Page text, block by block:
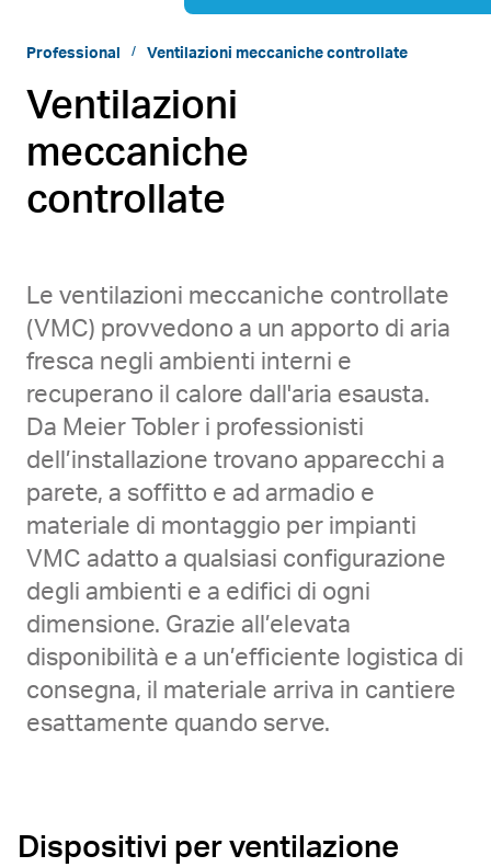
Professional Ventilazioni meccaniche controllate
Ventilazioni
meccaniche
controllate
Le ventilazioni meccaniche controllate
(VMC) provvedono a un apporto di aria
fresca negli ambienti interni e
recuperano il calore dall'aria esausta.
Da Meier Tobler i professionisti
dell’installazione trovano apparecchi a
parete, a soffitto e ad armadio e
materiale di montaggio per impianti
VMC adatto a qualsiasi configurazione
degli ambienti e a edifici di ogni
dimensione. Grazie all’elevata
disponibilità e a un’efficiente logistica di
consegna, il materiale arriva in cantiere
esattamente quando serve.
Dispositivi per ventilazione